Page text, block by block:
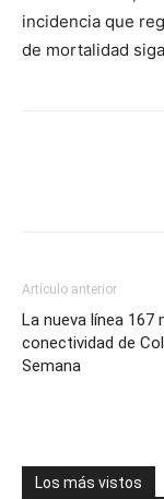
incidencia que
de mortalidad
Artículo anterior
La nueva línea 167
conectividad de
Semana
Los más vistos